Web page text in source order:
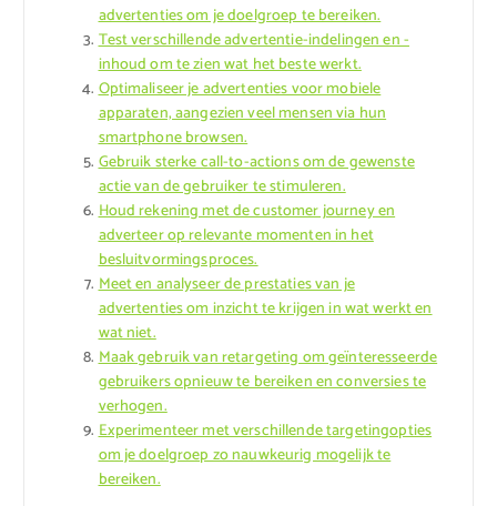
advertenties om je doelgroep te bereiken.
Test verschillende advertentie-indelingen en -
inhoud om te zien wat het beste werkt.
Optimaliseer je advertenties voor mobiele
apparaten, aangezien veel mensen via hun
smartphone browsen.
Gebruik sterke call-to-actions om de gewenste
actie van de gebruiker te stimuleren.
Houd rekening met de customer journey en
adverteer op relevante momenten in het
besluitvormingsproces.
Meet en analyseer de prestaties van je
advertenties om inzicht te krijgen in wat werkt en
wat niet.
Maak gebruik van retargeting om geïnteresseerde
gebruikers opnieuw te bereiken en conversies te
verhogen.
Experimenteer met verschillende targetingopties
om je doelgroep zo nauwkeurig mogelijk te
bereiken.